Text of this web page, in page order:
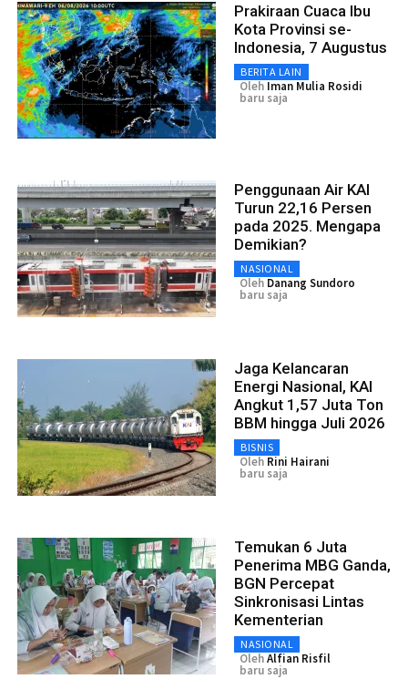
Prakiraan Cuaca Ibu
Kota Provinsi se-
Indonesia, 7 Augustus
BERITA LAIN
Oleh Iman Mulia Rosidi
baru saja
Penggunaan Air KAI
Turun 22,16 Persen
pada 2025. Mengapa
Demikian?
NASIONAL
Oleh Danang Sundoro
baru saja
Jaga Kelancaran
Energi Nasional, KAI
Angkut 1,57 Juta Ton
BBM hingga Juli 2026
BISNIS
Oleh Rini Hairani
baru saja
Temukan 6 Juta
Penerima MBG Ganda,
BGN Percepat
Sinkronisasi Lintas
Kementerian
NASIONAL
OlehAlfian Risfil
baru saja